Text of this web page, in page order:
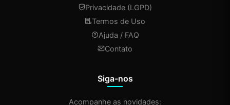
Privacidade (LGPD)
Termos de Uso
Ajuda / FAQ
Contato
Siga-nos
Acompanhe as novidades: